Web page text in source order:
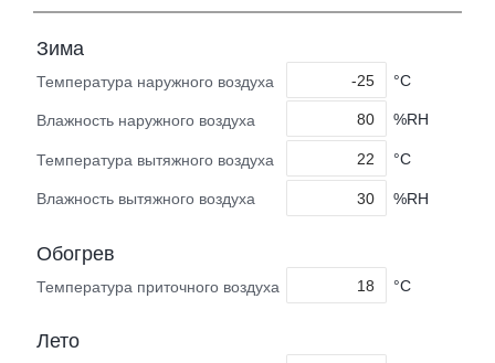
Зима
Температура наружного воздуха °C
Влажность наружного воздуха %RH
Температура вытяжного воздуха °C
Влажность вытяжного воздуха %RH
Обогрев
Температура приточного воздуха °C
Лето